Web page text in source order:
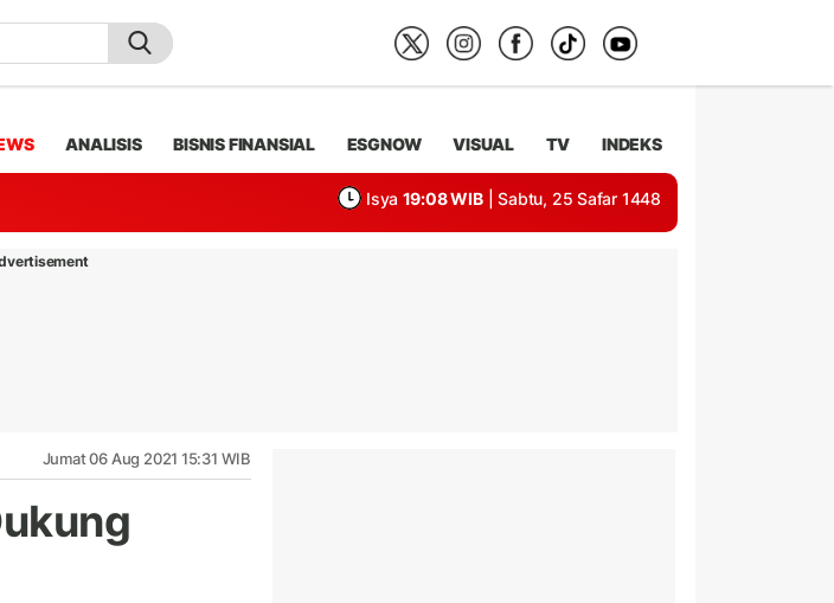
ANALISIS BISNIS FINANSIAL ESGNOW VISUAL TV INDEKS
Isya 19:08 WIB | Sabtu, 25 Safar 1448
Jumat 06 Aug 2021 15:31 WIB